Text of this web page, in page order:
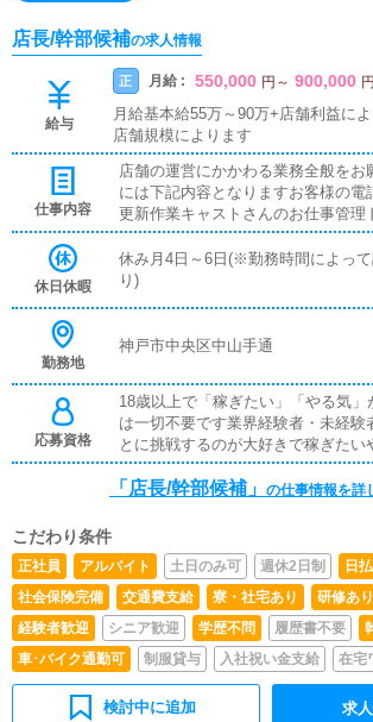
店長/幹部候補の求人情報
給与
正 月給 : 550,000 円 ～ 900,000 円
月給基本給55万～90万+店舗利益に
店舗規模によります
仕事内容
店舗の運営にかかわる業務全般をお
には下記内容となりますお客様の電
更新作業キャストさんのお仕事管理
務連絡スタッフ教育面接対応
休日休暇
休み月4日～6日(※勤務時間によっ
り)
勤務地
神戸市中央区中山手通
応募資格
18歳以上で「稼ぎたい」「やる気
は一切不要です業界経験者・未経験
とに挑戦するのが大好きで稼ぎたい
です先輩スタッフが丁寧にレクチャ
さえあればすぐに昇格可能です※従
「店長/幹部候補」 の仕事情報を詳
こだわり条件
正社員 アルバイト 土日のみ可 週休2日制 日
社会保険完備
交通費支給 寮・社宅あり 研修あり
経験者歓迎
シニア歓迎 学歴不問 履歴書不要
車･バイク通勤可
制服貸与 入社祝い金支給 在宅
検討中に追加 求